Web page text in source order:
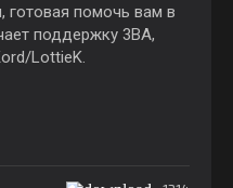
готовая помочь вам в
поддержку 3BA,
LottieK.